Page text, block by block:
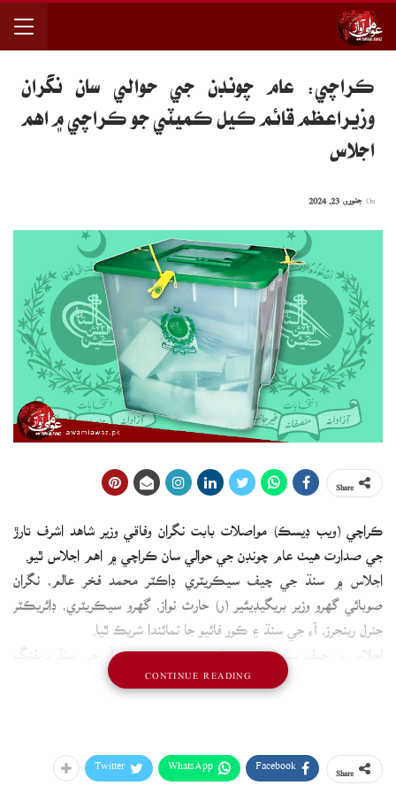
ڪراچي: عام چونڊن جي حوالي سان نگران
وزيراعظم قائم ڪيل ڪميٽي جو ڪراچي ۾ اهم
اجلاس
ڪراچي (ويب ڊيسڪ) مواصلات بابت نگران وفاقي وزير شاهد اشرف تارڙ
جي صدارت هيٺ عام چونڊن جي حوالي سان ڪراچي ۾ اهم اجلاس ٿيو.
اجلاس ۾ سنڌ جي چيف سيڪريٽري ڊاڪٽر محمد فخر عالم، نگران
صوبائي گهرو وزير بريگيڊيئير (ر) حارث نواز، گهرو سيڪريٽري، ڊائريڪٽر
جنرل رينجرز، آءِ جي سنڌ ۽ ڪور فائيو جا نمائندا شريڪ ٿيا.
اجلاس ۾ چيف سيڪريٽري سنڌ، ڊي جي رينجرز ۽ آءِ جي سنڌ بريفنگ
چيف سيڪريٽري صوبائي حڪومت طرفان عام چونڊن جي تيارين تي
ڪئميرائون لڳايون وينديون.
Facebook
WhatsApp
Twitter